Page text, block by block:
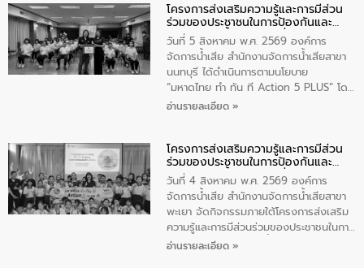
วัดสิงห์ จังหวัดชัยนาท โดยมีนายแสงชัย
สุขชื่น นายกเทศมนตรีตำบลวัดสิงห์ คณะผู้
บริหารเทศบาลตำบลวัดสิงห์ ผู้นำชุมชน และ
ประชาชนในพื้นที่เทศบาลตำบลวัดสิงก์ที่มี
ส่วนได้ส่วนเสียในโครงก่อสร้างศูนย์บริหาร
จัดการคุณภาพน้ำเทศบาลตำบลวัดสิงห์
จังหวัดชัยนาท ให้การต้อนรับ
โครงการส่งเสริมความรู้และการมีส่วน
ร่วมของประชาชนในการป้องกันและ
แก้ไขปัญหาน้ำเสียอย่างยั่งยืน
วันที่ 5 สิงหาคม พ.ศ. 2569 องค์การ
จัดการน้ำเสีย สำนักงานจัดการน้ำเสียสาขา
นนทบุรี ได้ดำเนินการตามนโยบาย
“มหาดไทย ทำ ทัน ที Action 5 PLUS” โดย
จัดโครงการส่งเสริมความรู้และการมีส่วน
“ชุมชนร่วมใจ น้ำใสยั่งยืน” ได้บรรยายให้
ความรู้เกี่ยวกับการจัดการน้ำเสียและการใช้
ถังดักไขมันให้แก่นักเรียนโรงเรียนวัดบ่อ
(นันทวิทยา) เทศบาลนครปากเกร็ด อำเภอ
ปากเกร็ด จังหวัดนนทบุรี จำนวน 30 คน
อ่านรายละเอียด »
โครงการส่งเสริมความรู้และการมีส่วน
ร่วมของประชาชนในการป้องกันและ
แก้ไขปัญหาน้ำเสียอย่างยั่งยืน
วันที่ 4 สิงหาคม พ.ศ. 2569 องค์การ
จัดการน้ำเสีย สำนักงานจัดการน้ำเสียสาขา
พะเยา จัดกิจกรรมภายใต้โครงการส่งเสริม
ความรู้และการมีส่วนร่วมของประชาชนในการ
ป้องกันและแก้ไขปัญหาน้ำเสียอย่างยั่งยืน
อ่านรายละเอียด »